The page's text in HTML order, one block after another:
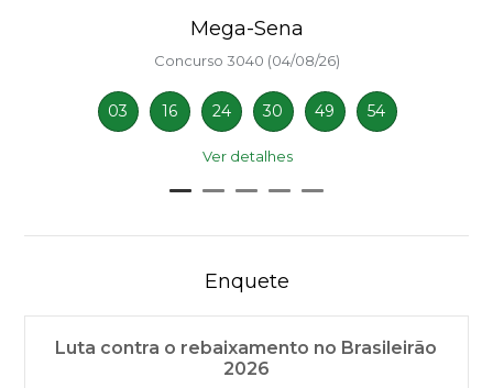
Mega-Sena
Concurso 3040 (04/08/26)
03 16 24 30 49 54
Ver detalhes
Enquete
Luta contra o rebaixamento no Brasileirão
2026